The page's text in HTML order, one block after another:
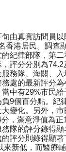
由真實訪問員
香港居民。調查
紀律部隊，第
評分分別為
務隊、海關、
處的最新評分
中有29%市民
9個百分點。紀
變化。另外，
，滿意淨值為
隊的評分錄得顯
評分則錄得顯
來新低，而醫療